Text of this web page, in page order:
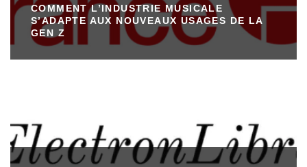
COMMENT L’INDUSTRIE MUSICALE
S’ADAPTE AUX NOUVEAUX USAGES DE LA
GEN Z